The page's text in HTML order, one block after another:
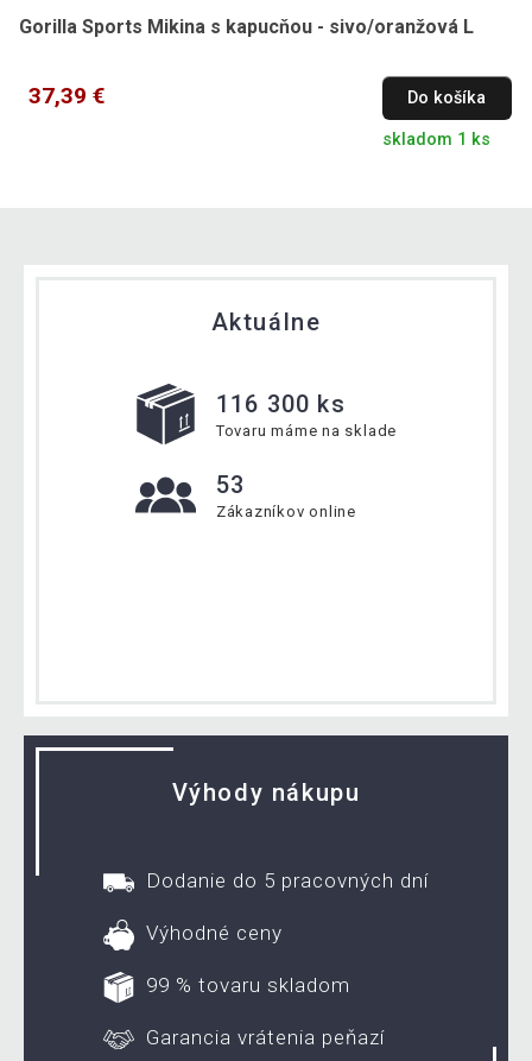
Gorilla Sports Mikina s kapucňou - sivo/oranžová L
37,39 € Do košíka
skladom 1 ks
Aktuálne
116 300 ks
Tovaru máme na sklade
53
Zákazníkov online
Výhody nákupu
Dodanie do 5 pracovných dní
Výhodné ceny
99 % tovaru skladom
Garancia vrátenia peňazí